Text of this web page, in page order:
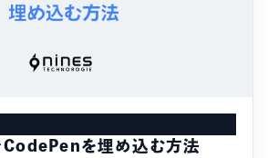
を埋め込む方法